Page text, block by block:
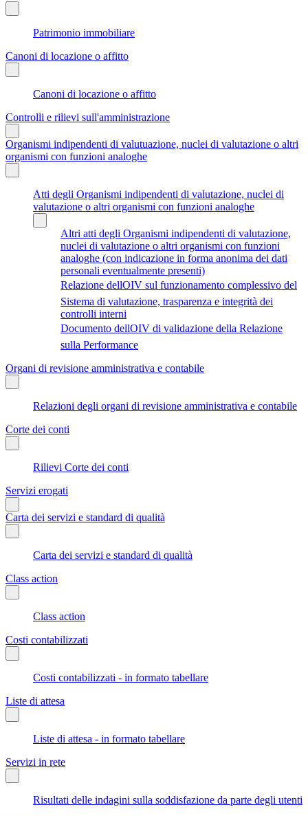
Patrimonio immobiliare
Canoni di locazione o affitto
Canoni di locazione o affitto
Controlli e rilievi sull'amministrazione
Organismi indipendenti di valutuazione, nuclei di valutazione o altri
organismi con funzioni analoghe
Atti degli Organismi indipendenti di valutazione, nuclei di
valutazione o altri organismi con funzioni analoghe
Altri atti degli Organismi indipendenti di valutazione,
nuclei di valutazione o altri organismi con funzioni
analoghe (con indicazione in forma anonima dei dati
personali eventualmente presenti)
Relazione dellOIV sul funzionamento complessivo del
Sistema di valutazione, trasparenza e integrità dei
controlli interni
Documento dellOIV di validazione della Relazione
sulla Performance
Organi di revisione amministrativa e contabile
Relazioni degli organi di revisione amministrativa e contabile
Corte dei conti
Rilievi Corte dei conti
Servizi erogati
Carta dei servizi e standard di qualità
Carta dei servizi e standard di qualità
Class action
Class action
Costi contabilizzati
Costi contabilizzati - in formato tabellare
Liste di attesa
Liste di attesa - in formato tabellare
Servizi in rete
Risultati delle indagini sulla soddisfazione da parte degli utenti